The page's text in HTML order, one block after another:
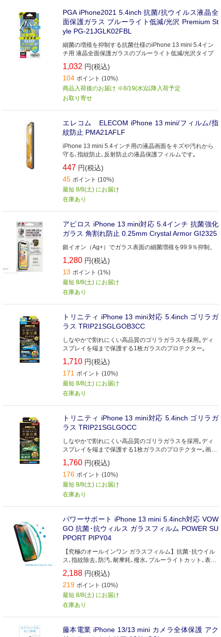
PGA iPhone2021 5.4inch 抗菌/抗ウイルス液晶全
面保護ガラス ブルーライト低減/光沢 Premium St
yle PG-21JGLK02FBL
細菌の増殖を抑制する抗菌仕様のiPhone 13 mini 5.4イン
チ用 液晶全面保護ガラスのブルーライト低減/光沢タイプ
1,032 円(税込)
104 ポイント (10%)
商品入荷後のお届け ※8/19(水)以降入荷予定
お取り寄せ
エレコム ELECOM iPhone 13 mini/フィルム/指
紋防止 PMA21AFLF
iPhone 13 mini 5.4インチ用の液晶画面をキズや汚れから
守る､指紋防止､反射防止の液晶保護フィルムです｡
447 円(税込)
45 ポイント (10%)
最短 8/8(土) にお届け
在庫あり
アピロス iPhone 13 mini対応 5.4インチ 抗菌強化
ガラス 角割れ防止 0.25mm Crystal Armor GI2325
銀イオン（Ag+）でガラス表面の細菌増殖を99.9％抑制。
1,280 円(税込)
13 ポイント (1%)
最短 8/8(土) にお届け
在庫あり
トリニティ iPhone 13 mini対応 5.4inch ゴリラガ
ラス TRIP21SGLGOB3CC
しなやかで割れにくい高品質のゴリラガラスを採用｡ディ
スプレイを端まで保護する1枚ガラスのプロテクター｡
1,710 円(税込)
171 ポイント (10%)
最短 8/8(土) にお届け
在庫あり
トリニティ iPhone 13 mini対応 5.4inch ゴリラガ
ラス TRIP21SGLGOCC
しなやかで割れにくい高品質のゴリラガラスを採用｡ディ
スプレイを端まで保護する1枚ガラスのプロテクター｡画質
そのまま高透明タイプ
1,760 円(税込)
176 ポイント (10%)
最短 8/8(土) にお届け
在庫あり
パワーサポート iPhone 13 mini 5.4inch対応 VOW
GO 抗菌･抗ウィルス ガラスフィルム POWER SU
PPORT PIPY04
【究極のオールインワン ガラスフィルム】抗菌･抗ウイル
ス､指紋除去､防汚､耐摩耗､撥水､ブルーライトカット､表面
硬度9H
2,188 円(税込)
219 ポイント (10%)
最短 8/8(土) にお届け
在庫あり
藤本電業 iPhone 13/13 mini カメラ全体保護 アク